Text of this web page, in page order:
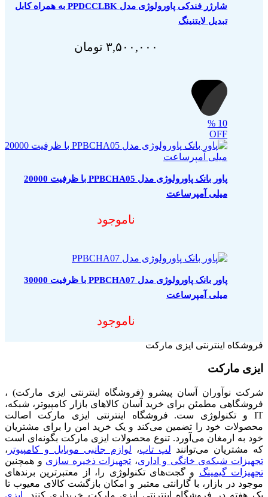
شارژر فندکی پاورولوژی مدل PPDCCLBK به همراه کابل
تبدیل لایتنینگ
۳,۵۰۰,۰۰۰ تومان
10
%
OFF
پاور بانک پاورولوژی مدل PPBCHA05 با ظرفیت 20000
میلی آمپرساعت
ناموجود
پاور بانک پاورولوژی مدل PPBCHA07 با ظرفیت 30000
میلی آمپرساعت
ناموجود
فروشگاه اینترنتی ایزی مارکت
ایزی مارکت
شرکت نوآوران آسان پیشرو (فروشگاه اینترنتی ایزی مارکت) ،
فروشگاهی مطمئن برای خرید آسان کالاهای بازار کامپیوتر، شبکه،
IT و تکنولوژی ست. فروشگاه اینترنتی ایزی مارکت اصالت
محصولات خود را تضمین می‌کند و یک خرید امن را برای مشتریان
خود به ارمغان می‌آورد. تنوع محصولات ایزی مارکت بگونه‌ای است
که مشتریان می‌توانند لپ تاپ، لوازم جانبی موبایل و کامپیوتر ،
تجهیزات شبکه‌ی خانگی و اداری، تجهیزات ذخیره سازی و همچنین
تجهیزات گیمینگ و گجت‌های تکنولوژی را، از معتبرترین برندهای
موجود در بازار، با گارانتی معتبر و امکان بازگشت کالای معیوب تا
یک هفته در فروشگاه اینترنتی ایزی مارکت خریداری کنند.
ایزی